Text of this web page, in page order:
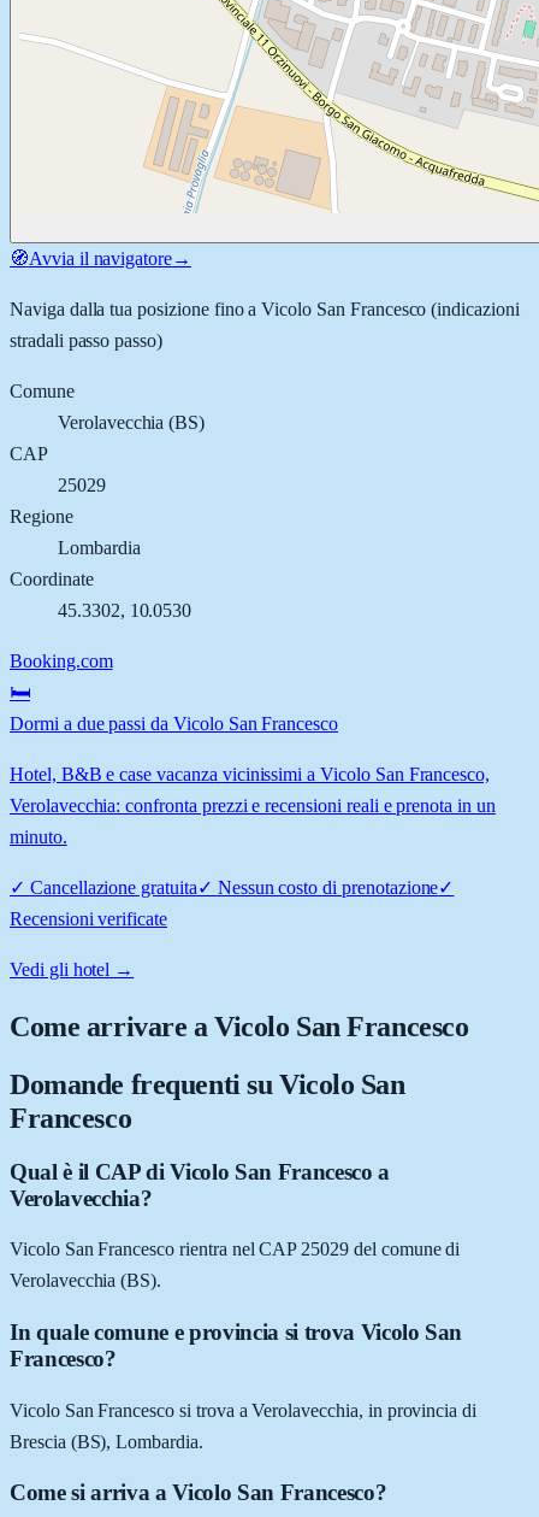
🧭Avvia il navigatore→
Naviga dalla tua posizione fino aVicolo San Francesco (indicazioni
stradali passo passo)
Comune
Verolavecchia (BS)
CAP
25029
Regione
Lombardia
Coordinate
45.3302, 10.0530
Booking.com
🛏️
Dormi a due passi da Vicolo San Francesco
Hotel, B&B e case vacanza vicinissimi a Vicolo San Francesco,
Verolavecchia: confronta prezzi e recensioni reali e prenota in un
minuto.
✓ Cancellazione gratuita✓ Nessun costo di prenotazione✓
Recensioni verificate
Vedi gli hotel →
Come arrivare aVicolo San Francesco
Domande frequenti su Vicolo San
Francesco
Qual è il CAP di Vicolo San Francesco a
Verolavecchia?
Vicolo San Francesco rientra nel CAP 25029 del comune di
Verolavecchia (BS).
In quale comune e provincia si trova Vicolo San
Francesco?
Vicolo San Francesco si trova a Verolavecchia, in provincia di
Brescia (BS), Lombardia.
Come si arriva a Vicolo San Francesco?